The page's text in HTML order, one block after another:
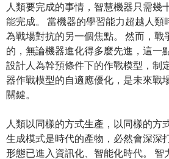
人類要完成的事情，智慧機器只需幾
能完成。 當機器的學習能力超越人類
為戰場對抗的另一個焦點。 然而，戰
的，無論機器進化得多麼先進，這一
設計人為幹預條件下的作戰模型，制
器作戰模型的自適應優化，是未來戰
關鍵。
人類以同樣的方式生產，以同樣的方
生成模式是時代的產物，必然會深深
形態已進入資訊化、智能化時代。 智